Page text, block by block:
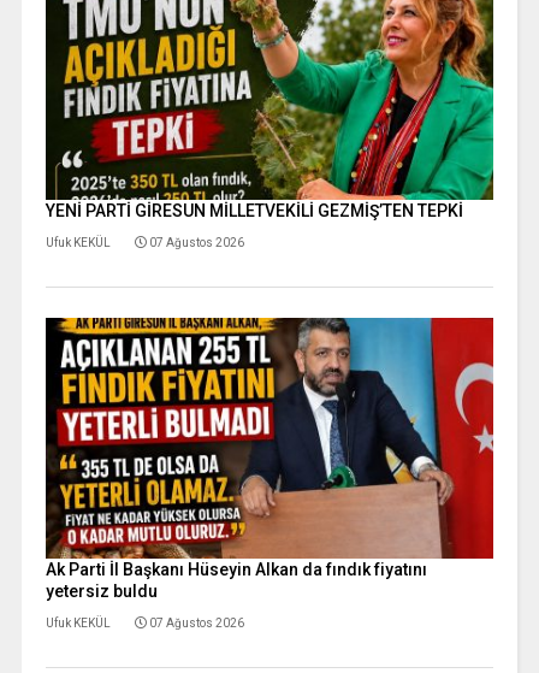
YENİ PARTİ GİRESUN MİLLETVEKİLİ GEZMİŞ’TEN TEPKİ
Ufuk KEKÜL 07 Ağustos 2026
Ak Parti İl Başkanı Hüseyin Alkan da fındık fiyatını
yetersiz buldu
Ufuk KEKÜL 07 Ağustos 2026